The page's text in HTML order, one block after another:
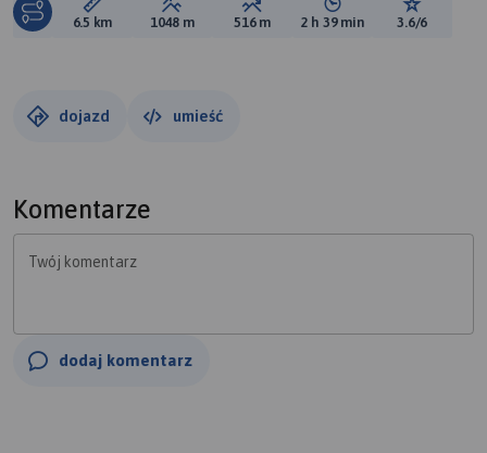
Długość trasy:
6.5 km Suma przewyższeń:
1048 m Suma spadków:
516 m Średni czas potrzebny
2 h 39 min Ocena
3.6/6
dojazd umieść
Komentarze
Twój komentarz
dodaj komentarz